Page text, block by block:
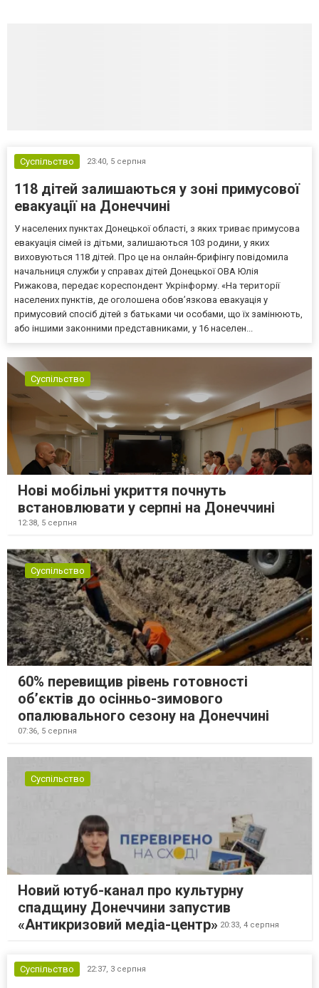
Суспільство 23:40, 5 серпня
118 дітей залишаються у зоні примусової
евакуації на Донеччині
У населених пунктах Донецької області, з яких триває примусова
евакуація сімей із дітьми, залишаються 103 родини, у яких
виховуються 118 дітей. Про це на онлайн-брифінгу повідомила
начальниця служби у справах дітей Донецької ОВА Юлія
Рижакова, передає кореспондент Укрінформу. «На території
населених пунктів, де оголошена обов’язкова евакуація у
примусовий спосіб дітей з батьками чи особами, що їх замінюють,
або іншими законними представниками, у 16 населен...
Суспільство
Нові мобільні укриття почнуть
встановлювати у серпні на Донеччині
12:38, 5 серпня
Суспільство
60% перевищив рівень готовності
об’єктів до осінньо-зимового
опалювального сезону на Донеччині
07:36, 5 серпня
Суспільство
Новий ютуб-канал про культурну
спадщину Донеччини запустив
«Антикризовий медіа-центр» 20:33, 4 серпня
Суспільство 22:37, 3 серпня